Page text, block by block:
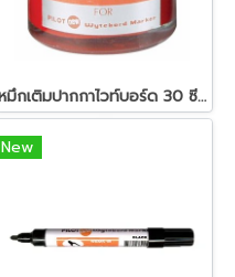
หมึกเติมปากกาไวท์บอร์ด 30 ซีซี. สีแดง ไพล็อต
New